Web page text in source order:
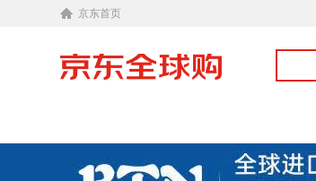
京东首页